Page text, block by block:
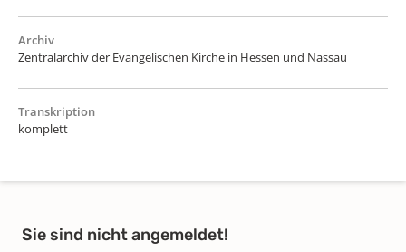
Archiv
Zentralarchiv der Evangelischen Kirche in Hessen und Nassau
Transkription
komplett
Sie sind nicht angemeldet!